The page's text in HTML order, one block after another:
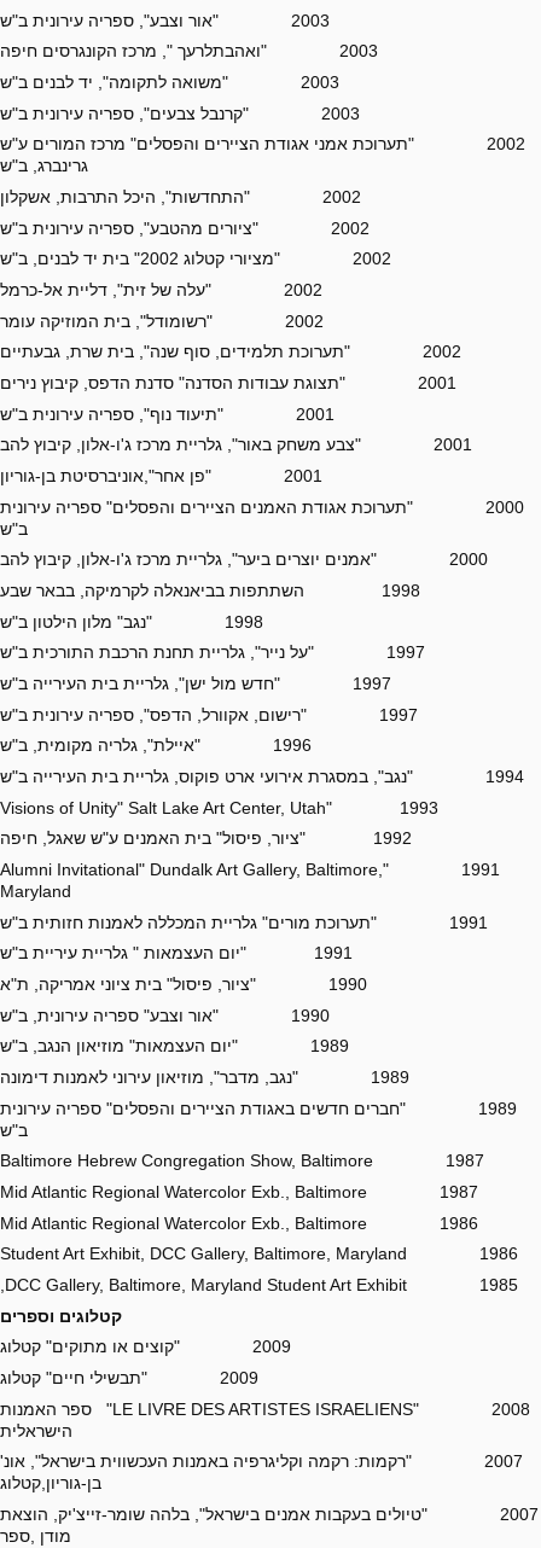
2003 "אור וצבע", ספריה עירונית ב"ש
2003 "ואהבתלרעך ", מרכז הקונגרסים חיפה
2003 "משואה לתקומה", יד לבנים ב"ש
2003 "קרנבל צבעים", ספריה עירונית ב"ש
2002 "תערוכת אמני אגודת הציירים והפסלים" מרכז המורים ע"ש
גרינברג, ב"ש
2002 "התחדשות", היכל התרבות, אשקלון
2002 "ציורים מהטבע", ספריה עירונית ב"ש
2002 "מציורי קטלוג 2002" בית יד לבנים, ב"ש
2002 "עלה של זית", דליית אל-כרמל
2002 "רשומודל", בית המוזיקה עומר
2002 "תערוכת תלמידים, סוף שנה", בית שרת, גבעתיים
2001 "תצוגת עבודות הסדנה" סדנת הדפס, קיבוץ נירים
2001 "תיעוד נוף", ספריה עירונית ב"ש
2001 "צבע משחק באור", גלריית מרכז ג'ו-אלון, קיבוץ להב
2001 "פן אחר",אוניברסיטת בן-גוריון
2000 "תערוכת אגודת האמנים הציירים והפסלים" ספריה עירונית
ב"ש
2000 "אמנים יוצרים ביער", גלריית מרכז ג'ו-אלון, קיבוץ להב
1998 השתתפות בביאנאלה לקרמיקה, בבאר שבע
1998 "נגב" מלון הילטון ב"ש
1997 "על נייר", גלריית תחנת הרכבת התורכית ב"ש
1997 "חדש מול ישן", גלריית בית העירייה ב"ש
1997 "רישום, אקוורל, הדפס", ספריה עירונית ב"ש
1996 "איילת", גלריה מקומית, ב"ש
1994 "נגב", במסגרת אירועי ארט פוקוס, גלריית בית העירייה ב"ש
1993 "Visions of Unity" Salt Lake Art Center, Utah
1992 "ציור, פיסול" בית האמנים ע"ש שאגל, חיפה
1991 "Alumni Invitational" Dundalk Art Gallery, Baltimore,
Maryland
1991 "תערוכת מורים" גלריית המכללה לאמנות חזותית ב"ש
1991 "יום העצמאות " גלריית עיריית ב"ש
1990 "ציור, פיסול" בית ציוני אמריקה, ת"א
1990 "אור וצבע" ספריה עירונית, ב"ש
1989 "יום העצמאות" מוזיאון הנגב, ב"ש
1989 "נגב, מדבר", מוזיאון עירוני לאמנות דימונה
1989 "חברים חדשים באגודת הציירים והפסלים" ספריה עירונית
ב"ש
1987 Baltimore Hebrew Congregation Show, Baltimore
1987 Mid Atlantic Regional Watercolor Exb., Baltimore
1986 Mid Atlantic Regional Watercolor Exb., Baltimore
1986 Student Art Exhibit, DCC Gallery, Baltimore, Maryland
1985 DCC Gallery, Baltimore, Maryland Student Art Exhibit,
קטלוגים וספרים
2009 "קוצים או מתוקים" קטלוג
2009 "תבשילי חיים" קטלוג
2008 "LE LIVRE DES ARTISTES ISRAELIENS" ספר האמנות
הישראלית
2007 "רקמות: רקמה וקליגרפיה באמנות העכשווית בישראל", אונ'
בן-גוריון,קטלוג
2007 "טיולים בעקבות אמנים בישראל", בלהה שומר-זייצ'יק, הוצאת
מודן ,ספר